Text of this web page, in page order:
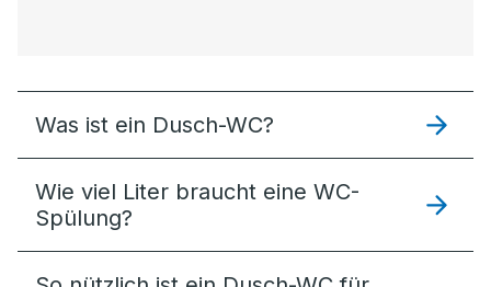
Was ist ein Dusch-WC?
Wie viel Liter braucht eine WC-
Spülung?